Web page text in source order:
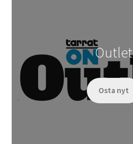
Outlet
Osta nyt